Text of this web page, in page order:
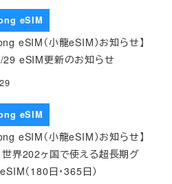
eSIM
eSIM（小龍eSIM）お知らせ】
eSIM更新のお知らせ
eSIM
eSIM（小龍eSIM）お知らせ】
世界202ヶ国で使える超長期グ
（180日・365日）